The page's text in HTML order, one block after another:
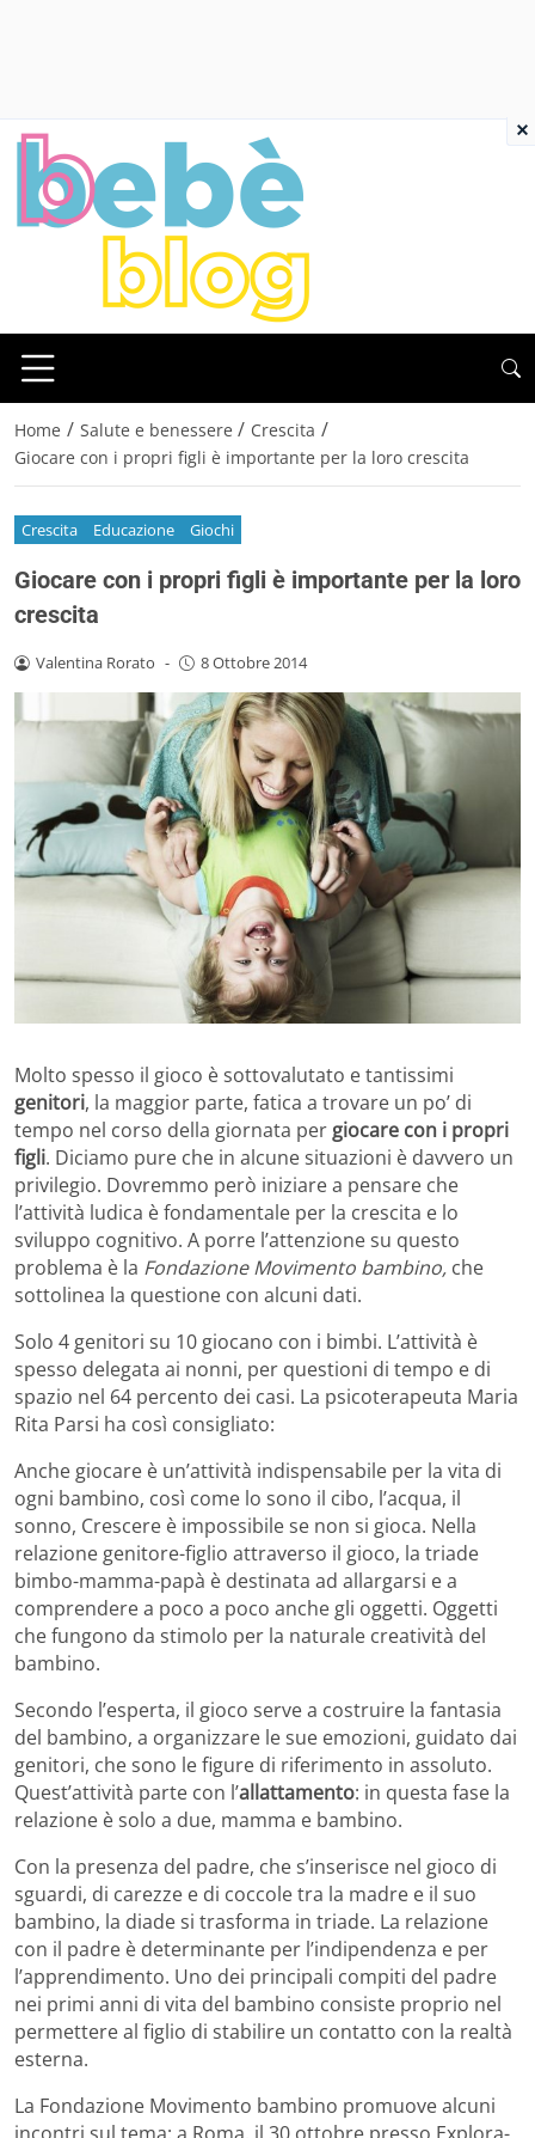
Home / Salute e benessere / Crescita /
Giocare con i propri figli è importante per la loro crescita
Crescita Educazione Giochi
Giocare con i propri figli è importante per la loro
crescita
Valentina Rorato - 8 Ottobre 2014
Molto spesso il gioco è sottovalutato e tantissimi
genitori, la maggior parte, fatica a trovare un po’ di
tempo nel corso della giornata per giocare con i propri
figli. Diciamo pure che in alcune situazioni è davvero un
privilegio. Dovremmo però iniziare a pensare che
l’attività ludica è fondamentale per la crescita e lo
sviluppo cognitivo. A porre l’attenzione su questo
problema è la Fondazione Movimento bambino, che
sottolinea la questione con alcuni dati.
Solo 4 genitori su 10 giocano con i bimbi. L’attività è
spesso delegata ai nonni, per questioni di tempo e di
spazio nel 64 percento dei casi. La psicoterapeuta Maria
Rita Parsi ha così consigliato:
Anche giocare è un’attività indispensabile per la vita di
ogni bambino, così come lo sono il cibo, l’acqua, il
sonno, Crescere è impossibile se non si gioca. Nella
relazione genitore-figlio attraverso il gioco, la triade
bimbo-mamma-papà è destinata ad allargarsi e a
comprendere a poco a poco anche gli oggetti. Oggetti
che fungono da stimolo per la naturale creatività del
bambino.
Secondo l’esperta, il gioco serve a costruire la fantasia
del bambino, a organizzare le sue emozioni, guidato dai
genitori, che sono le figure di riferimento in assoluto.
Quest’attività parte con l’allattamento: in questa fase la
relazione è solo a due, mamma e bambino.
Con la presenza del padre, che s’inserisce nel gioco di
sguardi, di carezze e di coccole tra la madre e il suo
bambino, la diade si trasforma in triade. La relazione
con il padre è determinante per l’indipendenza e per
l’apprendimento. Uno dei principali compiti del padre
nei primi anni di vita del bambino consiste proprio nel
permettere al figlio di stabilire un contatto con la realtà
esterna.
La Fondazione Movimento bambino promuove alcuni
×